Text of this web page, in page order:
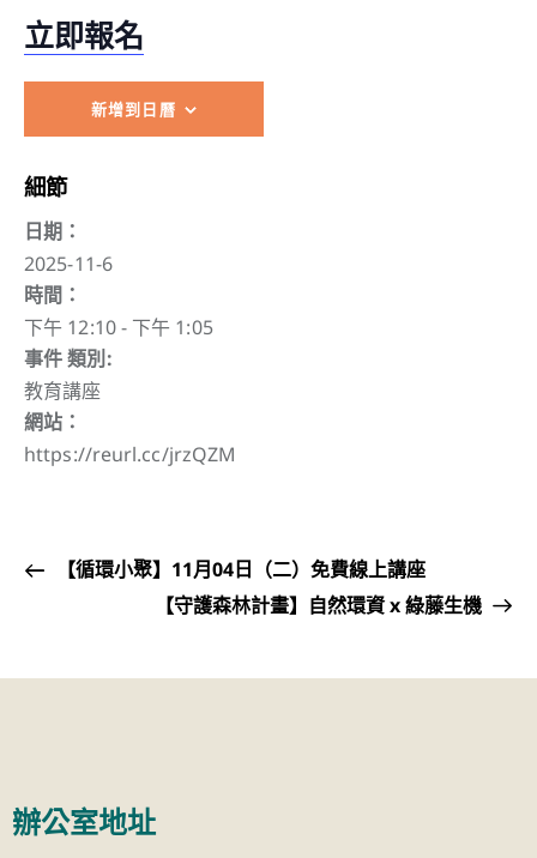
立即報名
新增到日曆
細節
日期：
2025-11-6
時間：
下午 12:10 - 下午 1:05
事件 類別:
教育講座
網站：
https://reurl.cc/jrzQZM
【循環小聚】11月04日（二）免費線上講座
【守護森林計畫】自然環資 x 綠藤生機
辦公室地址